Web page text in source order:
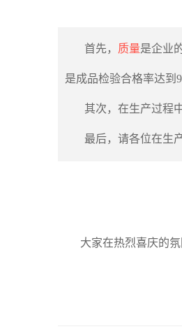
首先， 质量是企业
是成品检验合格率达到
其次，在生产过程
最后，请各位在生
大家在热烈喜庆的